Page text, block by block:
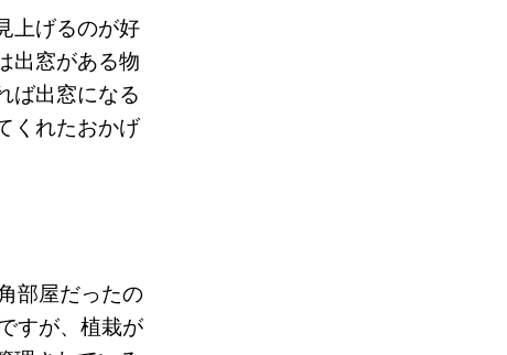
上げるのが好
出窓がある物
ば出窓になる
くれたおかげ
部屋だったの
すが、植栽が